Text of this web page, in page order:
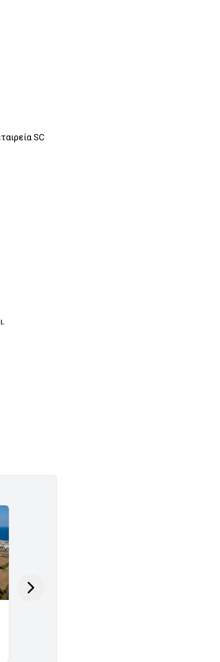
SC